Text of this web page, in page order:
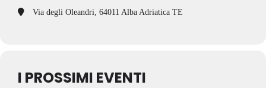
Via degli Oleandri, 64011 Alba Adriatica TE
I PROSSIMI EVENTI